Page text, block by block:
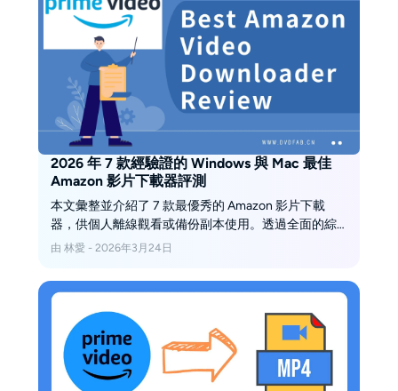
處理網路、空間與字幕異常。若官方 App 已符合短期
離線需求，維持原流程最省事；需要 Windows 或 Mac
本機檔案管理時，再評估符合平台條款與法律的桌面
方案。
2026 年 7 款經驗證的 Windows 與 Mac 最佳
Amazon 影片下載器評測
本文彙整並介紹了 7 款最優秀的 Amazon 影片下載
器，供個人離線觀看或備份副本使用。透過全面的綜
合比較，助您快速挑選最適合的工具。
由 林愛 - 2026年3月24日